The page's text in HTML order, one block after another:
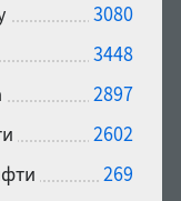
3080
3448
2897
2602
269